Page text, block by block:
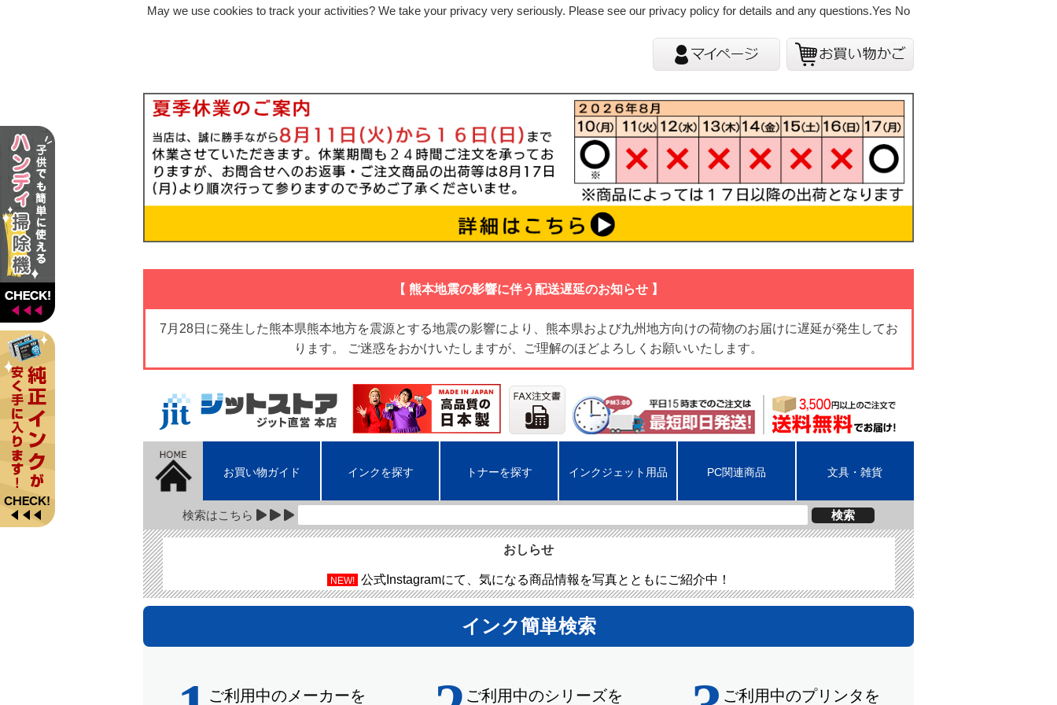
【 熊本地震の影響に伴う配送遅延のお知らせ 】
7月28日に発生した熊本県熊本地方を震源とする地震の影響により、熊本県および九州地方向けの荷物のお届けに遅延が発生してお
ります。 ご迷惑をおかけいたしますが、ご理解のほどよろしくお願いいたします。
お買い物ガイド インクを探す トナーを探す インクジェット用品 PC関連商品 文具・雑貨
検索はこちら 検索
おしらせ
NEW! 公式Instagramにて、気になる商品情報を写真とともにご紹介中！
May we use cookies to track your activities? We take your privacy very seriously. Please see our privacy policy for details and any questions.Yes No